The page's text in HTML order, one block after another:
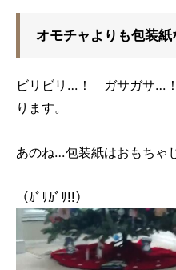
オモチャよりも包装
ビリビリ…！ ガサガサ…
ります。
あのね…包装紙はおもちゃ
（ｶﾞｻｶﾞｻ!!）